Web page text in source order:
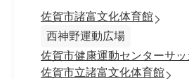
佐賀市諸富文化体育館
西神野運動広場
佐賀市健康運動センターサ
佐賀市立諸富文化体育館